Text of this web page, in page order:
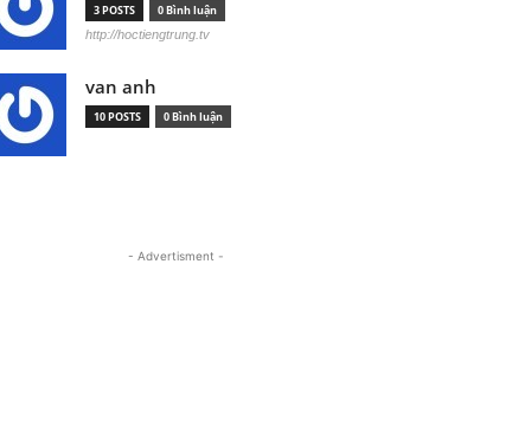
3 POSTS 0 Bình luận
http://hoctiengtrung.tv
van anh
10 POSTS 0 Bình luận
- Advertisment -